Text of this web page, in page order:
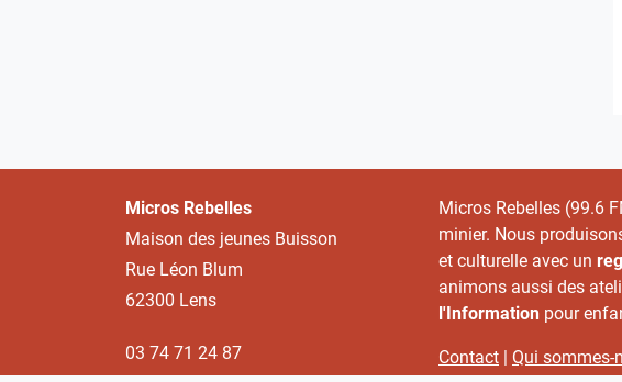
Micros Rebelles
Maison des jeunes Buisson
Rue Léon Blum
62300 Lens
03 74 71 24 87
Micros Rebelles (99.6
minier. Nous
et culturelle avec un
animons aussi des
l'Information pour
Contact | Qui sommes-